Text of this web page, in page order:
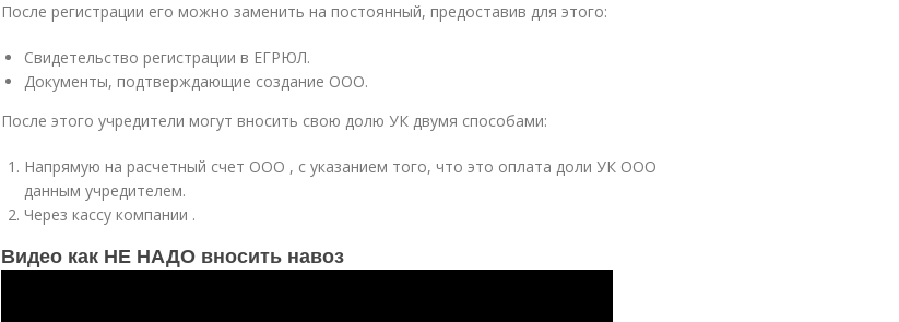
После регистрации его можно заменить на постоянный, предоставив для этого:
Свидетельство регистрации в ЕГРЮЛ.
Документы, подтверждающие создание ООО.
После этого учредители могут вносить свою долю УК двумя способами:
Напрямую на расчетный счет ООО , с указанием того, что это оплата доли УК ООО
данным учредителем.
Через кассу компании .
Видео как НЕ НАДО вносить навоз